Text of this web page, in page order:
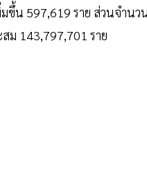
ขึ้น 597,619 ราย ส่วนจำนว
ม 143,797,701 ราย